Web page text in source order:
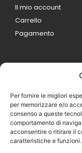
Per fornire le migliori
per memorizzare e/o
consenso a queste
comportamento di
acconsentire o ritirare il
caratteristiche e funzioni.
Il mio account
Carrello
Pagamento